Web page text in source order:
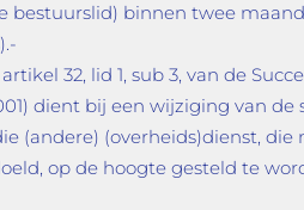
bestuurslid) binnen twee
32, lid 1, sub 3, van de
dient bij een wijziging van de
(andere) (overheids)dienst,
op de hoogte gesteld te